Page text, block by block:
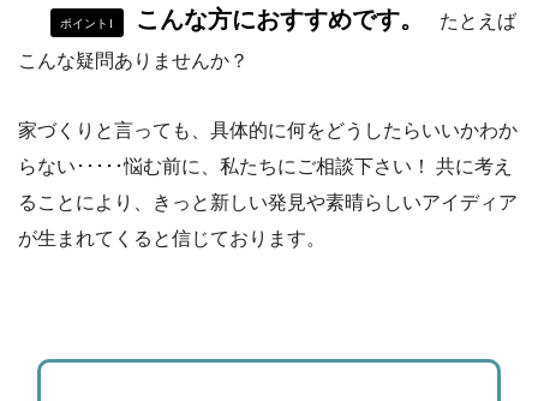
ポイント1 こんな方におすすめです。
たとえば
こんな疑問ありませんか？
家づくりと言っても、具体的に何をどうしたらいいかわか
らない･････悩む前に、私たちにご相談下さい！ 共に考え
ることにより、きっと新しい発見や素晴らしいアイディア
が生まれてくると信じております。